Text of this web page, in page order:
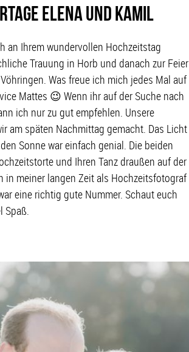
Elena und Kamil
an Ihrem wundervollen Hochzeitstag
Trauung in Horb und danach zur Feier
Was freue ich mich jedes Mal auf
Mattes 😉 Wenn ihr auf der Suche nach
ich nur zu gut empfehlen. Unsere
am späten Nachmittag gemacht. Das Licht
Sonne war einfach genial. Die beiden
und Ihren Tanz draußen auf der
in meiner langen Zeit als Hochzeitsfotograf
eine richtig gute Nummer. Schaut euch
Spaß.